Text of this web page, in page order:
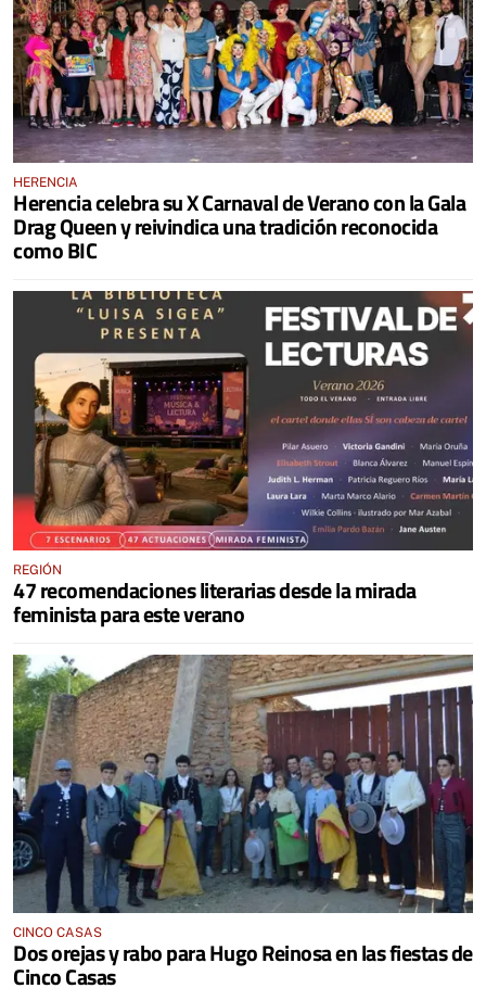
HERENCIA
Herencia celebra su X Carnaval de Verano con la Gala
Drag Queen y reivindica una tradición reconocida
como BIC
REGIÓN
47 recomendaciones literarias desde la mirada
feminista para este verano
CINCO CASAS
Dos orejas y rabo para Hugo Reinosa en las fiestas de
Cinco Casas